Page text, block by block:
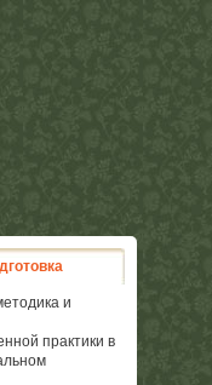
и
практики в